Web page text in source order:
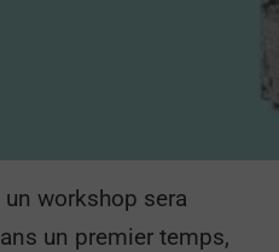
workshop sera
un premier temps,